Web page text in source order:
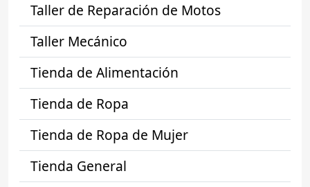
Taller de Reparación de Motos
Taller Mecánico
Tienda de Alimentación
Tienda de Ropa
Tienda de Ropa de Mujer
Tienda General